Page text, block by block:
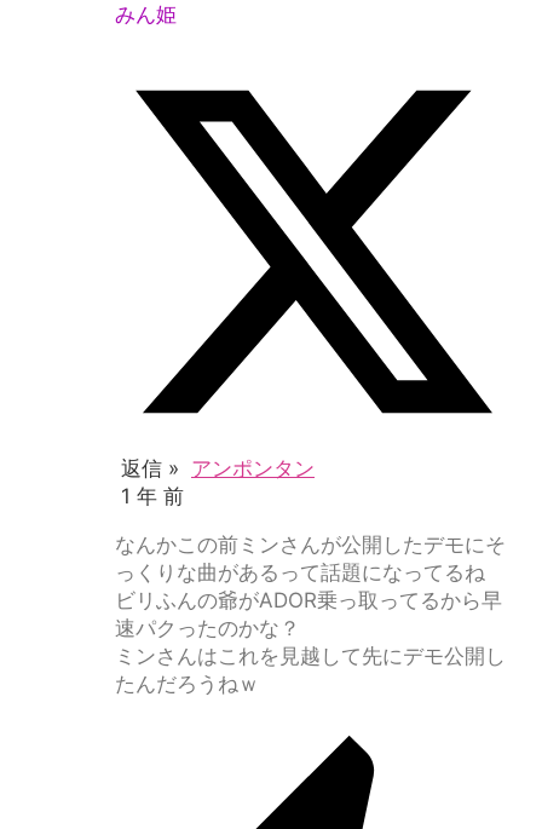
みん姫
返信 » アンポンタン
1 年 前
なんかこの前ミンさんが公開したデモにそ
っくりな曲があるって話題になってるね
ビリふんの爺がADOR乗っ取ってるから早
速パクったのかな？
ミンさんはこれを見越して先にデモ公開し
たんだろうねｗ